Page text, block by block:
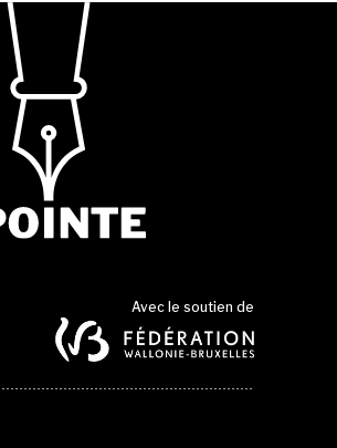
Avec le soutien de